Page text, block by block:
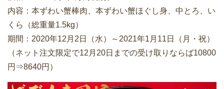
内容：本ずわい蟹棒肉、本ずわい蟹ほぐし身、中とろ、い
くら（総重量1.5kg）
期間：2020年12月2日（水）～2021年1月11日（月・祝）
（ネット注文限定で12月20日までの受け取りならば10800
円⇒8640円）